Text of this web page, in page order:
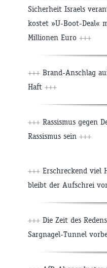
Sicherheit Israels
kostet »U-Boot-Deal«
Millionen Euro +++
+++ Brand-Anschlag
Haft +++
+++ Rassismus gegen
Rassismus sein +++
+++ Erschreckend viel
bleibt der Aufschrei
+++ Die Zeit des
Sargnagel-Tunnel